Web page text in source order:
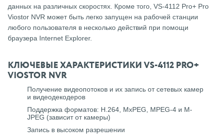
данных на различных скоростях. Кроме того, VS-4112 Pro+ Pro
Viostor NVR может быть легко запущен на рабочей станции
любого пользователя в несколько действий при помощи
браузера Internet Explorer.
КЛЮЧЕВЫЕ ХАРАКТЕРИСТИКИ VS-4112 PRO+
VIOSTOR NVR
Получение видеопотоков и их запись от сетевых камер
и видеодекодеров
Поддержка форматов: H.264, MxPEG, MPEG-4 и M-
JPEG (зависит от камеры)
Запись в высоком разрешении